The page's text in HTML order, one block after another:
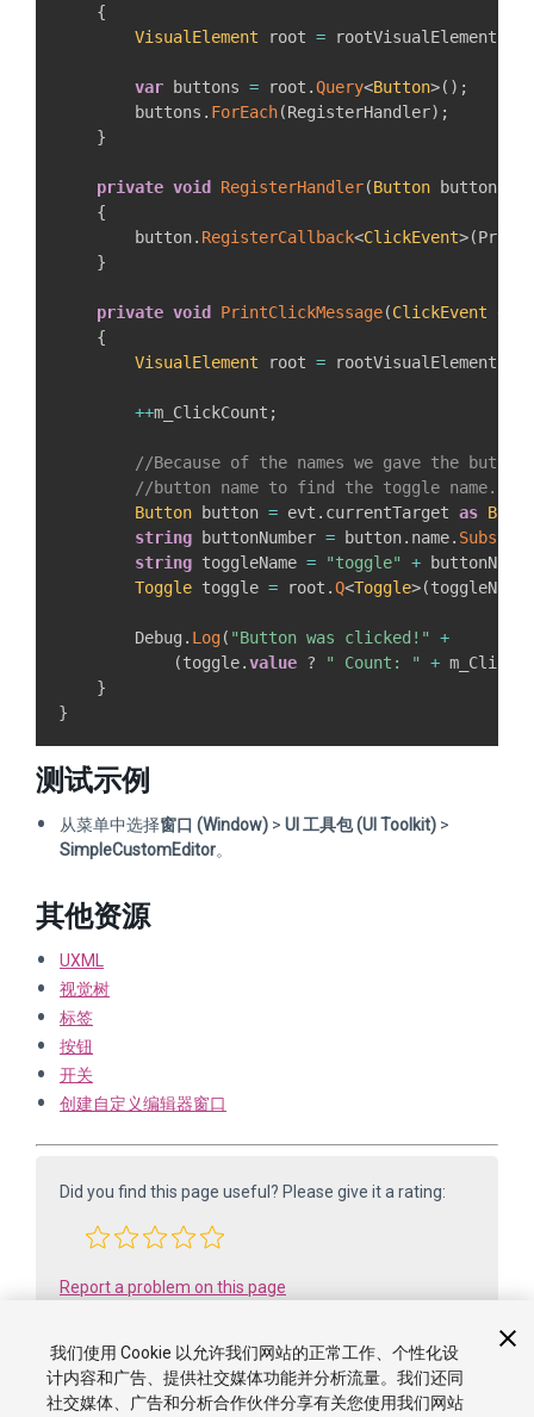
{
VisualElement root = rootVisualElement
var buttons = root .Query<Button>( ) ;
        buttons
. ForEach(RegisterHandler) ;
}
private void RegisterHandler(Button button
{
        button
. RegisterCallback<ClickEvent>(
}
private void PrintClickMessage(ClickEvent
{
VisualElement root = rootVisualElement
++m_ClickCount ;
//Because of the names we gave the
//button name to find the toggle name.
Button button = evt . currentTarget as
string buttonNumber = button. name.
string toggleName = "toggle" +
Toggle toggle = root .Q<Toggle>(toggleName
        Debug
. Log( "Button was clicked!"
+
(toggle.value ? " Count: " +
}
}
测试示例
从菜单中选择窗口 (Window) > UI 工具包 (UI Toolkit) >
SimpleCustomEditor。
其他资源
UXML
视觉树
标签
按钮
开关
创建自定义编辑器窗口
Did you find this page useful? Please give it a rating:
Report a problem on this page
我们使用 Cookie 以允许我们网站的正常工作、个性化设
计内容和广告、提供社交媒体功能并分析流量。我们还同
社交媒体、广告和分析合作伙伴分享有关您使用我们网站